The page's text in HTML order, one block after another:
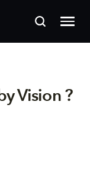
Vision ?